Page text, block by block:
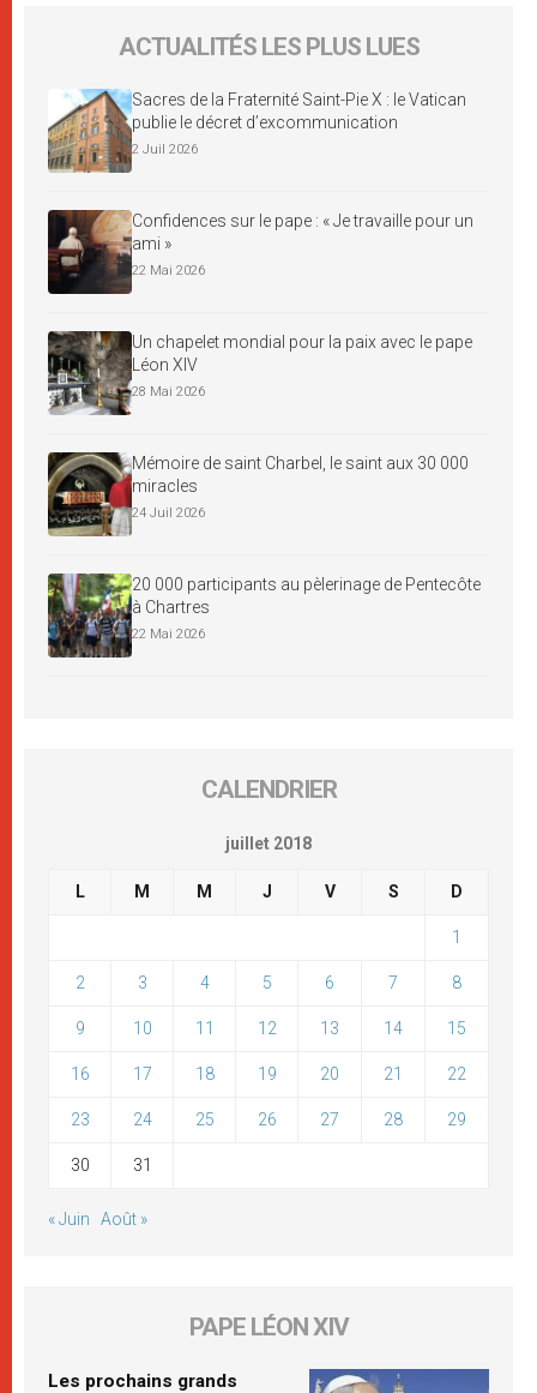
ACTUALITÉS LES PLUS LUES
Sacres de la Fraternité Saint-Pie X : le Vatican
publie le décret d’excommunication
2 Juil 2026
Confidences sur le pape : « Je travaille pour un
ami »
22 Mai 2026
Un chapelet mondial pour la paix avec le pape
Léon XIV
28 Mai 2026
Mémoire de saint Charbel, le saint aux 30 000
miracles
24 Juil 2026
20 000 participants au pèlerinage de Pentecôte
à Chartres
22 Mai 2026
CALENDRIER
juillet 2018
L M M J V S D
1
2 3 4 5 6 7 8
9 10 11 12 13 14 15
16 17 18 19 20 21 22
23 24 25 26 27 28 29
30 31
« Juin Août »
PAPE LÉON XIV
Les prochains grands